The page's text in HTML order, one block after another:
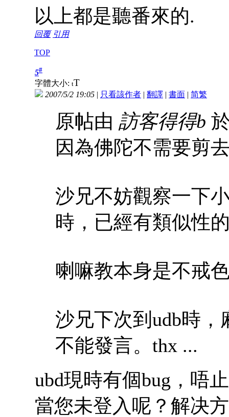
以上都是聽番來的.
回覆 引用
TOP
5#
字體大小: tT
2007/5/2 19:05 | 只看該作者 | 翻譯 | 書面 | 简繁
原帖由 訪客得得b
因為佛陀不需要剪
沙兄不妨觀察一下
時，已經有類似性
喇嘛教本身是不戒
沙兄下次到udb時
不能發言。thx ...
ubd現時有個bug，唔
當您未登入呢？解决